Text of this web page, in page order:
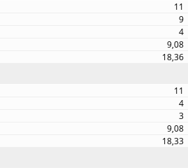
11
9
4
9,08
18,36
11
4
3
9,08
18,33